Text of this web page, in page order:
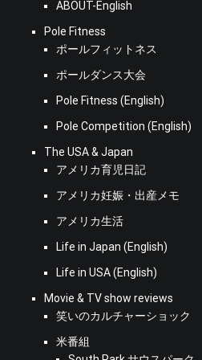
ABOUT-English
Pole Fitness
ポールフィットネス
ポールダンス大会
Pole Fitness (English)
Pole Competition (English)
The USA & Japan
アメリカ育児日記
アメリカ妊娠・出産メモ
アメリカ生活
Life in Japan (English)
Life in USA (English)
Movie & TV show reviews
笑いのカルチャーショック
米番組